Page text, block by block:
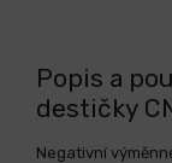
Popis a
destičky
Negativní